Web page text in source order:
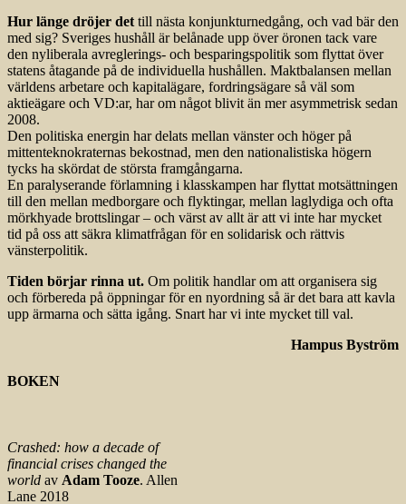
Hur länge dröjer det till nästa konjunkturnedgång, och vad bär den
med sig? Sveriges hushåll är belånade upp över öronen tack vare
den nyliberala avreglerings- och besparingspolitik som flyttat över
statens åtagande på de individuella hushållen. Maktbalansen mellan
världens arbetare och kapitalägare, fordringsägare så väl som
aktieägare och VD:ar, har om något blivit än mer asymmetrisk sedan
2008.
Den politiska energin har delats mellan vänster och höger på
mittenteknokraternas bekostnad, men den nationalistiska högern
tycks ha skördat de största framgångarna.
En paralyserande förlamning i klasskampen har flyttat motsättningen
till den mellan medborgare och flyktingar, mellan laglydiga och ofta
mörkhyade brottslingar – och värst av allt är att vi inte har mycket
tid på oss att säkra klimatfrågan för en solidarisk och rättvis
vänsterpolitik.
Tiden börjar rinna ut. Om politik handlar om att organisera sig
och förbereda på öppningar för en nyordning så är det bara att kavla
upp ärmarna och sätta igång. Snart har vi inte mycket till val.
Hampus Byström
BOKEN
Crashed: how a decade of
financial crises changed the
world av Adam Tooze. Allen
Lane 2018